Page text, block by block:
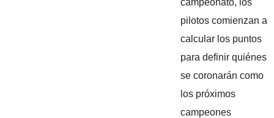
campeonato, los
pilotos comienzan a
calcular los puntos
para definir quiénes
se coronarán como
los próximos
campeones